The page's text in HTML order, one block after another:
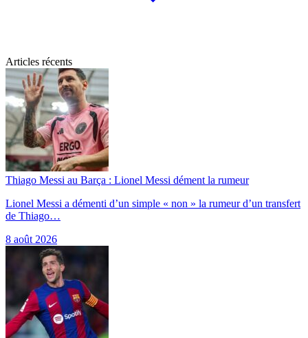
Articles récents
Thiago Messi au Barça : Lionel Messi dément la rumeur
Lionel Messi a démenti d’un simple « non » la rumeur d’un transfert
de Thiago…
8 août 2026